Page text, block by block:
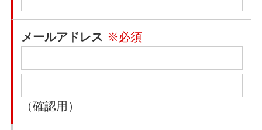
メールアドレス ※必須
（確認用）